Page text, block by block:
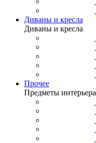
Диваны и кресла
Диваны и кресла
Прочее
Предметы интерьера